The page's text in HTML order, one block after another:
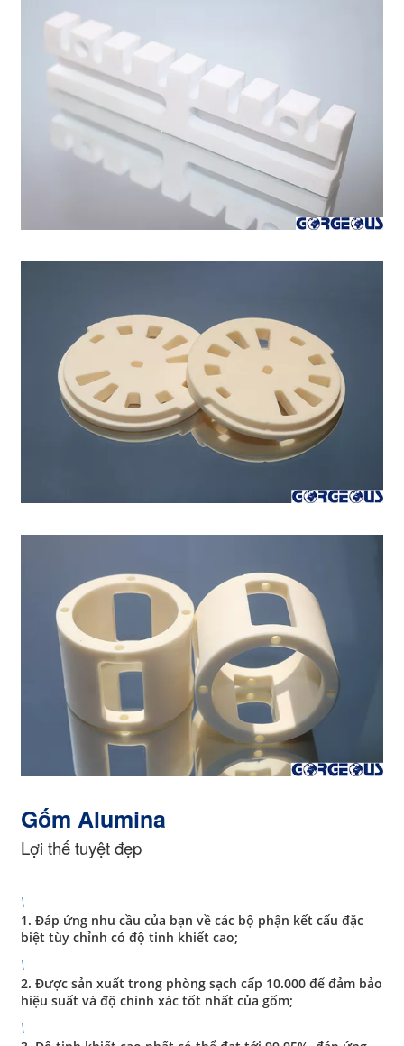
Gốm Alumina
Lợi thế tuyệt đẹp
\
1. Đáp ứng nhu cầu của bạn về các bộ phận kết cấu đặc
biệt tùy chỉnh có độ tinh khiết cao;
\
2. Được sản xuất trong phòng sạch cấp 10.000 để đảm bảo
hiệu suất và độ chính xác tốt nhất của gốm;
\